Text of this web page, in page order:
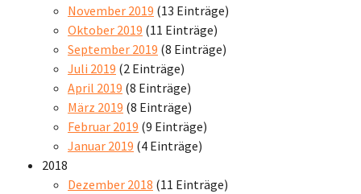
November 2019 (13 Einträge)
Oktober 2019 (11 Einträge)
September 2019 (8 Einträge)
Juli 2019 (2 Einträge)
April 2019 (8 Einträge)
März 2019 (8 Einträge)
Februar 2019 (9 Einträge)
Januar 2019 (4 Einträge)
2018
Dezember 2018 (11 Einträge)